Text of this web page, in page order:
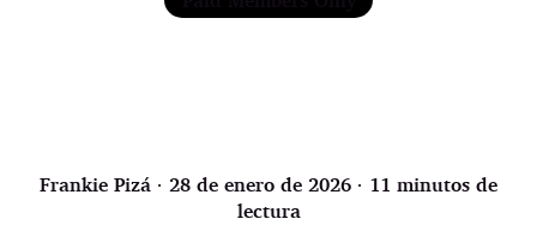
Frankie Pizá ∙ 28 de enero de 2026 ∙ 11 minutos de
lectura